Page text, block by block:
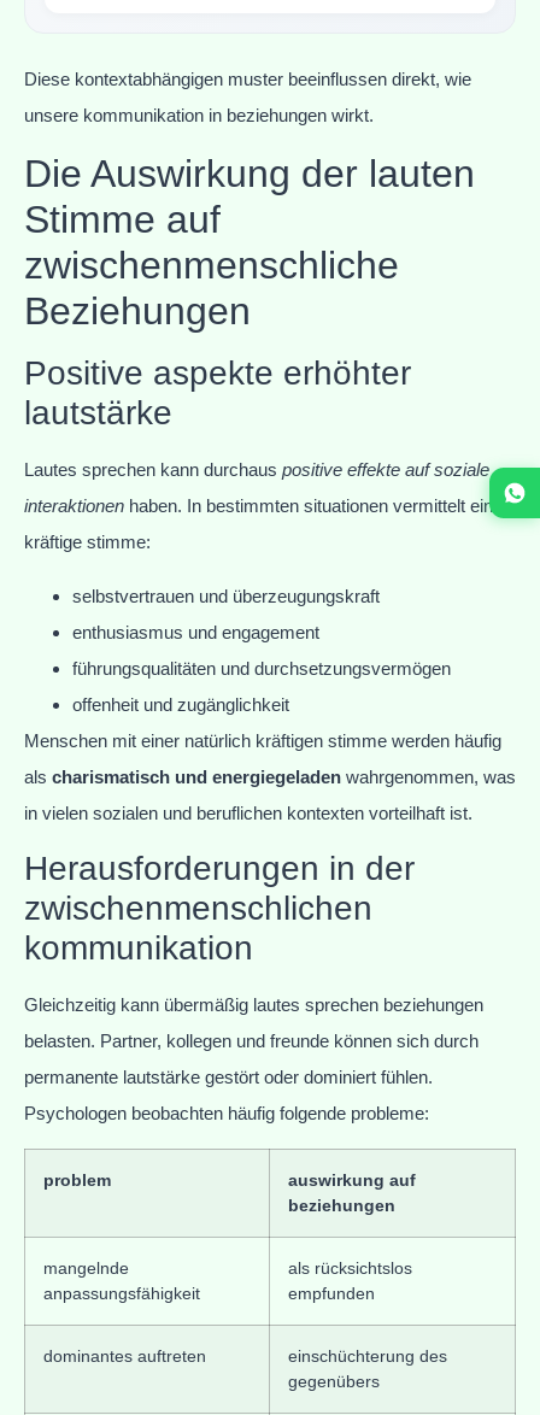
Diese kontextabhängigen muster beeinflussen direkt, wie
unsere kommunikation in beziehungen wirkt.
Die Auswirkung der lauten
Stimme auf
zwischenmenschliche
Beziehungen
Positive aspekte erhöhter
lautstärke
Lautes sprechen kann durchaus positive effekte auf soziale
interaktionen haben. In bestimmten situationen vermittelt eine
kräftige stimme:
selbstvertrauen und überzeugungskraft
enthusiasmus und engagement
führungsqualitäten und durchsetzungsvermögen
offenheit und zugänglichkeit
Menschen mit einer natürlich kräftigen stimme werden häufig
als charismatisch und energiegeladen wahrgenommen, was
in vielen sozialen und beruflichen kontexten vorteilhaft ist.
Herausforderungen in der
zwischenmenschlichen
kommunikation
Gleichzeitig kann übermäßig lautes sprechen beziehungen
belasten. Partner, kollegen und freunde können sich durch
permanente lautstärke gestört oder dominiert fühlen.
Psychologen beobachten häufig folgende probleme:
problem
auswirkung auf
beziehungen
mangelnde
anpassungsfähigkeit
als rücksichtslos
empfunden
dominantes auftreten
einschüchterung des
gegenübers